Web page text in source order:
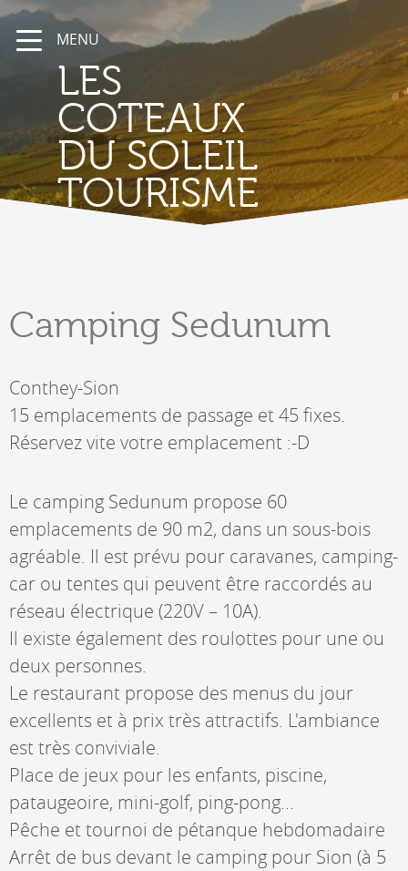
MENU
LES
COTEAUX
DU SOLEIL
TOURISME
Camping Sedunum
Conthey-Sion
15 emplacements de passage et 45 fixes.
Réservez vite votre emplacement :-D
Le camping Sedunum propose 60
emplacements de 90 m2, dans un sous-bois
agréable. Il est prévu pour caravanes, camping-
car ou tentes qui peuvent être raccordés au
réseau électrique (220V – 10A).
Il existe également des roulottes pour une ou
deux personnes.
Le restaurant propose des menus du jour
excellents et à prix très attractifs. L'ambiance
est très conviviale.
Place de jeux pour les enfants, piscine,
pataugeoire, mini-golf, ping-pong...
Pêche et tournoi de pétanque hebdomadaire
Arrêt de bus devant le camping pour Sion (à 5